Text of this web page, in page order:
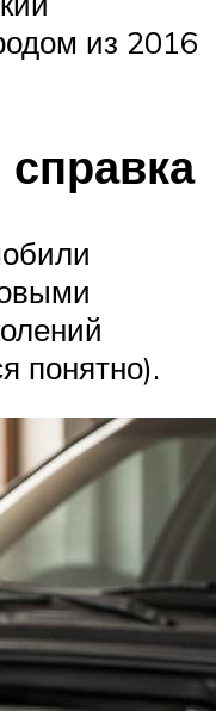
из 2016
понятно).